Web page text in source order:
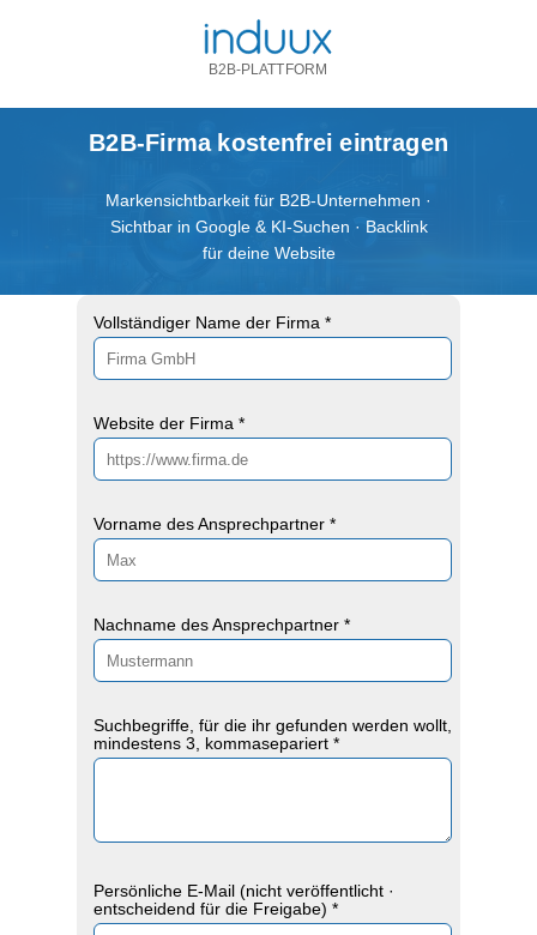
B2B-Firma kostenfrei eintragen
B2B-PLATTFORM
Vollständiger Name der Firma *
Website der Firma *
Vorname des Ansprechpartner *
Nachname des Ansprechpartner *
Suchbegriffe, für die ihr gefunden werden wollt,
mindestens 3, kommasepariert *
Persönliche E-Mail (nicht veröffentlicht ·
entscheidend für die Freigabe) *
Markensichtbarkeit für B2B-Unternehmen ·
Sichtbar in Google & KI-Suchen · Backlink
für deine Website